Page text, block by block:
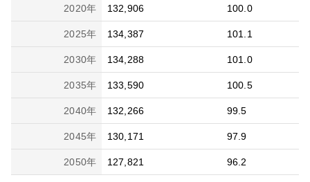
2020年 132,906 100.0
2025年 134,387 101.1
2030年 134,288 101.0
2035年 133,590 100.5
2040年 132,266 99.5
2045年 130,171 97.9
2050年 127,821 96.2